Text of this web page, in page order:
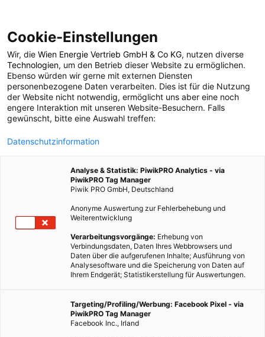
POSTS BY TAG
Solare Kühlung
1 BEITRAG
Cookie-Einstellungen
Wir, die Wien Energie Vertrieb GmbH & Co KG, nutzen diverse
Technologien, um den Betrieb dieser Website zu ermöglichen.
Ebenso würden wir gerne mit externen Diensten
personenbezogene Daten verarbeiten. Dies ist für die Nutzung
der Website nicht notwendig, ermöglicht uns aber eine noch
engere Interaktion mit unseren Website-Besuchern. Falls
gewünscht, bitte eine Auswahl treffen:
Datenschutzinformation
Analyse & Statistik: PiwikPRO Analytics - via
PiwikPRO Tag Manager
Piwik PRO GmbH, Deutschland
Anonyme Auswertung zur Fehlerbehebung und
Weiterentwicklung
Verarbeitungsvorgänge: Erhebung von
Verbindungsdaten, Daten Ihres Webbrowsers und
Daten über die aufgerufenen Inhalte; Ausführung von
Analysesoftware und die Speicherung von Daten auf
Ihrem Endgerät; Statistikerstellung für Auswertungen.
Targeting/Profiling/Werbung: Facebook Pixel - via
PiwikPRO Tag Manager
Facebook Inc., Irland